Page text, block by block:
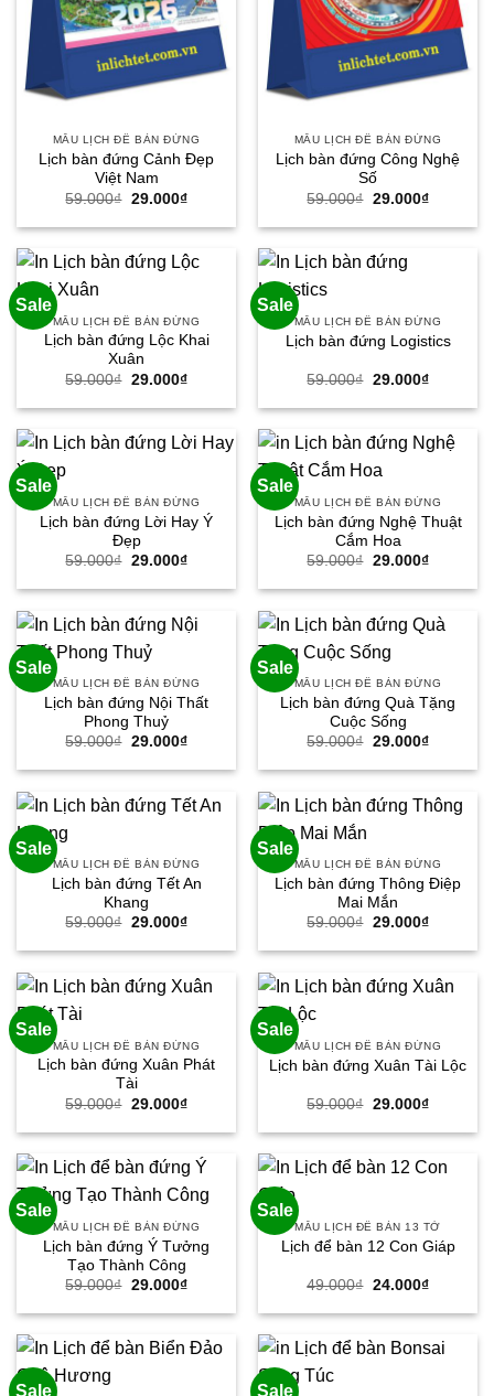
MẪU LỊCH ĐỂ BÀN ĐỨNG
Lịch bàn đứng Cảnh Đẹp
Việt Nam
59.000₫ Giá
là:
29.000₫Giá
tại
29.000₫.
MẪU LỊCH ĐỂ BÀN ĐỨNG
Lịch bàn đứng Công Nghệ
Số
59.000₫ Giá
là:
29.000₫Giá
tại
Sale
MẪU LỊCH ĐỂ BÀN ĐỨNG
Lịch bàn đứng Lộc Khai
Xuân
59.000₫ Giá
là:
29.000₫Giá
tại
29.000₫.
Sale
MẪU LỊCH ĐỂ BÀN ĐỨNG
Lịch bàn đứng Logistics
59.000₫ Giá
là:
29.000₫Giá
tại
29.000₫.
Sale
MẪU LỊCH ĐỂ BÀN ĐỨNG
Lịch bàn đứng Lời Hay Ý
Đẹp
59.000₫ Giá
là:
29.000₫Giá
tại
29.000₫.
Sale
MẪU LỊCH ĐỂ BÀN ĐỨNG
Lịch bàn đứng Nghệ Thuật
Cắm Hoa
59.000₫ Giá
là:
29.000₫Giá
tại
29.000₫.
Sale
MẪU LỊCH ĐỂ BÀN ĐỨNG
Lịch bàn đứng Nội Thất
Phong Thuỷ
59.000₫ Giá
là:
29.000₫Giá
tại
29.000₫.
Sale
MẪU LỊCH ĐỂ BÀN ĐỨNG
Lịch bàn đứng Quà Tặng
Cuộc Sống
59.000₫ Giá
là:
29.000₫Giá
tại
29.000₫.
Sale
MẪU LỊCH ĐỂ BÀN ĐỨNG
Lịch bàn đứng Tết An
Khang
59.000₫ Giá
là:
29.000₫Giá
tại
29.000₫.
Sale
MẪU LỊCH ĐỂ BÀN ĐỨNG
Lịch bàn đứng Thông Điệp
Mai Mắn
59.000₫ Giá
là:
29.000₫Giá
tại
29.000₫.
Sale
MẪU LỊCH ĐỂ BÀN ĐỨNG
Lịch bàn đứng Xuân Phát
Tài
59.000₫ Giá
là:
29.000₫Giá
tại
29.000₫.
Sale
MẪU LỊCH ĐỂ BÀN ĐỨNG
Lịch bàn đứng Xuân Tài Lộc
59.000₫ Giá
là:
29.000₫Giá
tại
29.000₫.
Sale
MẪU LỊCH ĐỂ BÀN ĐỨNG
Lịch bàn đứng Ý Tưởng
Tạo Thành Công
59.000₫ Giá
là:
29.000₫Giá
tại
29.000₫.
Sale
MẪU LỊCH ĐỂ BÀN 13 TỜ
Lịch để bàn 12 Con Giáp
49.000₫ Giá
là:
24.000₫Giá
tại
24.000₫.
Sale Sale